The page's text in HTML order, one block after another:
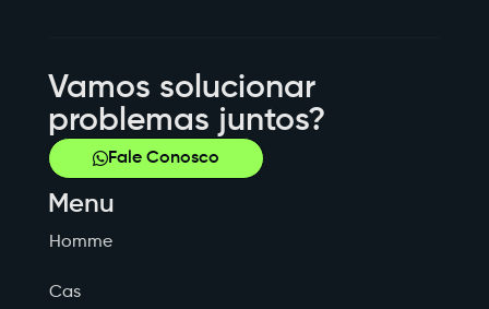
Vamos solucionar
problemas juntos?
Fale Conosco
Menu
Homme
Cas